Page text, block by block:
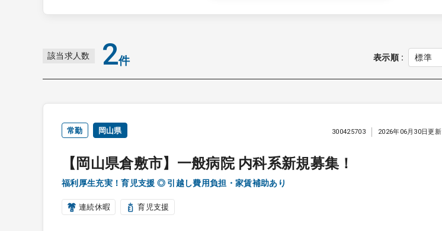
該当求人数 2件 表示順
常勤 岡山県
【岡山県倉敷市】一般病院 内科系新規募集！
福利厚生充実！育児支援 ◎ 引越し費用負担・家賃補助あり
300425703 2026年06月30日更新
連続休暇 育児支援